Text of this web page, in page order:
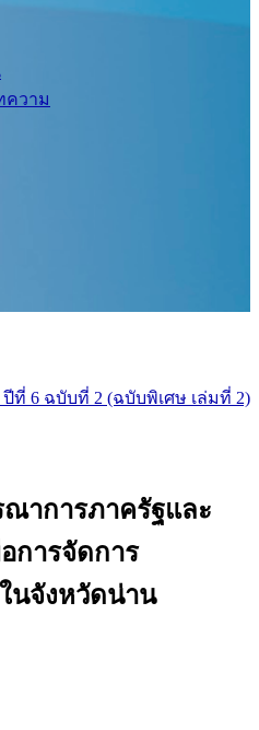
ความ
ปีที่ 6 ฉบับที่ 2 (ฉบับพิเศษ เล่มที่ 2)
ณาการภาครัฐและ
การจัดการ
นจังหวัดน่าน